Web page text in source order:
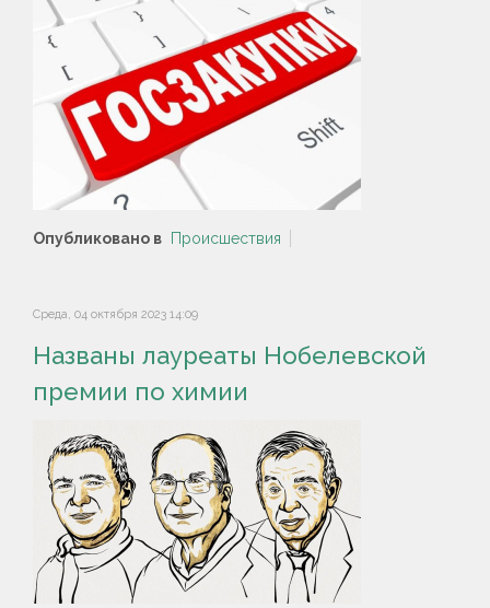
Опубликовано в Происшествия
Среда, 04 октября 2023 14:09
Названы лауреаты Нобелевской
премии по химии